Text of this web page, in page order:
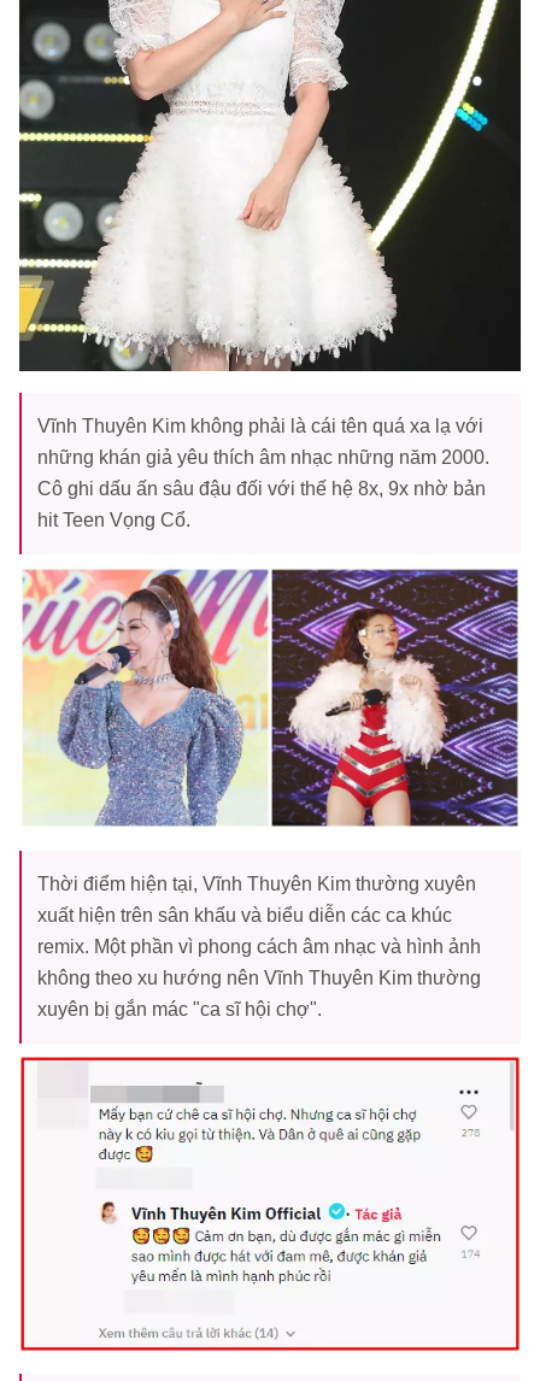
Vĩnh Thuyên Kim không phải là cái tên quá xa lạ với
những khán giả yêu thích âm nhạc những năm 2000.
Cô ghi dấu ấn sâu đậu đối với thế hệ 8x, 9x nhờ bản
hit Teen Vọng Cổ.
Thời điểm hiện tại, Vĩnh Thuyên Kim thường xuyên
xuất hiện trên sân khấu và biểu diễn các ca khúc
remix. Một phần vì phong cách âm nhạc và hình ảnh
không theo xu hướng nên Vĩnh Thuyên Kim thường
xuyên bị gắn mác "ca sĩ hội chợ".